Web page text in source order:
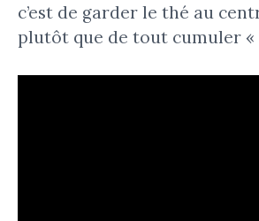
c’est de garder le thé au
plutôt que de tout cumuler «